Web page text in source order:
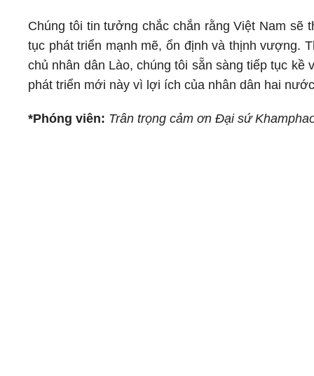
Chúng tôi tin tưởng chắc chắn rằng Việt Nam
tục phát triển mạnh mẽ, ổn định và thịnh vượng.
chủ nhân dân Lào, chúng tôi sẵn sàng tiếp tục
phát triển mới này vì lợi ích của nhân dân hai
*Phóng viên: Trân trọng cảm ơn Đại sứ